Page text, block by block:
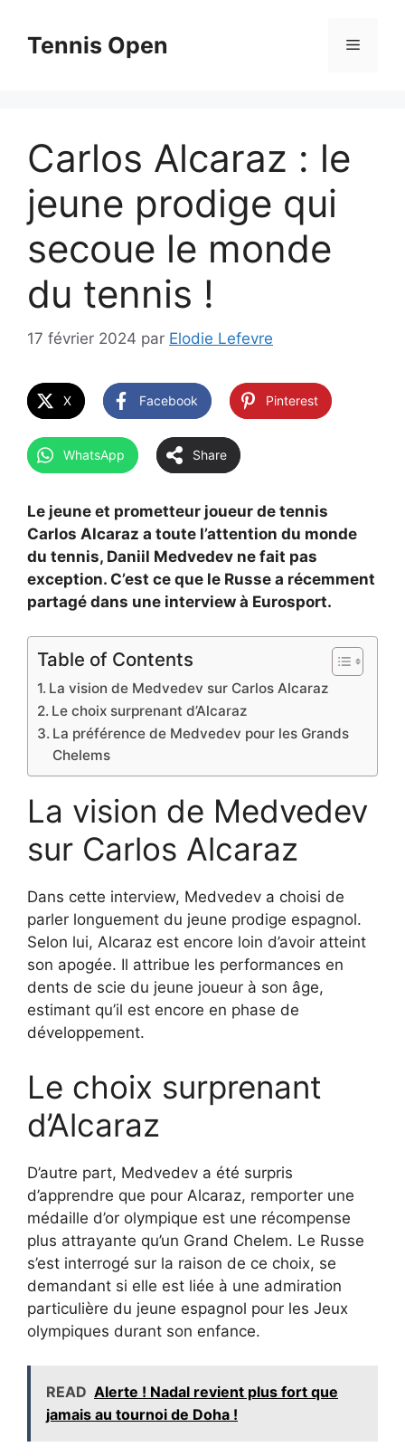
contenuTennis Open Menu
Carlos Alcaraz : le
jeune prodige qui
secoue le monde
du tennis !
17 février 2024 par Elodie Lefevre
X Facebook Pinterest
WhatsApp Share
Le jeune et prometteur joueur de tennis
Carlos Alcaraz a toute l’attention du monde
du tennis, Daniil Medvedev ne fait pas
exception. C’est ce que le Russe a récemment
partagé dans une interview à Eurosport.
Table of Contents
La vision de Medvedev sur Carlos Alcaraz
Le choix surprenant d’Alcaraz
La préférence de Medvedev pour les Grands
Chelems
La vision de Medvedev
sur Carlos Alcaraz
Dans cette interview, Medvedev a choisi de
parler longuement du jeune prodige espagnol.
Selon lui, Alcaraz est encore loin d’avoir atteint
son apogée. Il attribue les performances en
dents de scie du jeune joueur à son âge,
estimant qu’il est encore en phase de
développement.
Le choix surprenant
d’Alcaraz
D’autre part, Medvedev a été surpris
d’apprendre que pour Alcaraz, remporter une
médaille d’or olympique est une récompense
plus attrayante qu’un Grand Chelem. Le Russe
s’est interrogé sur la raison de ce choix, se
demandant si elle est liée à une admiration
particulière du jeune espagnol pour les Jeux
olympiques durant son enfance.
READ Alerte ! Nadal revient plus fort que
jamais au tournoi de Doha !